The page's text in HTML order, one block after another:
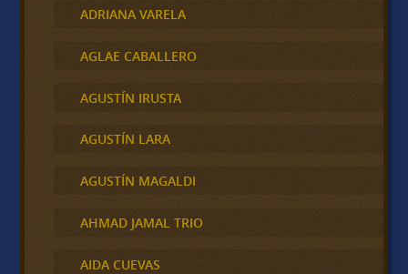
ADRIANA VARELA
AGLAE CABALLERO
AGUSTÍN IRUSTA
AGUSTÍN LARA
AGUSTÍN MAGALDI
AHMAD JAMAL TRIO
AIDA CUEVAS